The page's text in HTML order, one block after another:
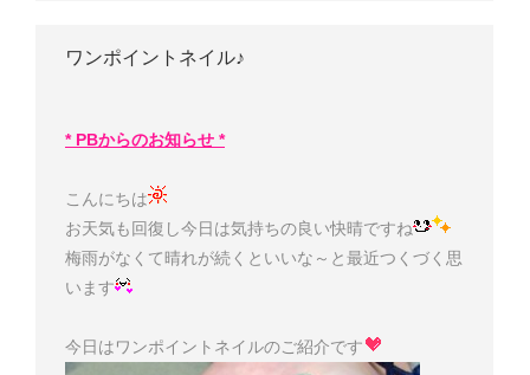
ワンポイントネイル♪
* PBからのお知らせ *
こんにちは
お天気も回復し今日は気持ちの良い快晴ですね
梅雨がなくて晴れが続くといいな～と最近つくづく思
います
今日はワンポイントネイルのご紹介です